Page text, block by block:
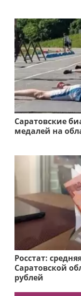
Саратовские
медалей на
Росстат:
Саратовской
рублей